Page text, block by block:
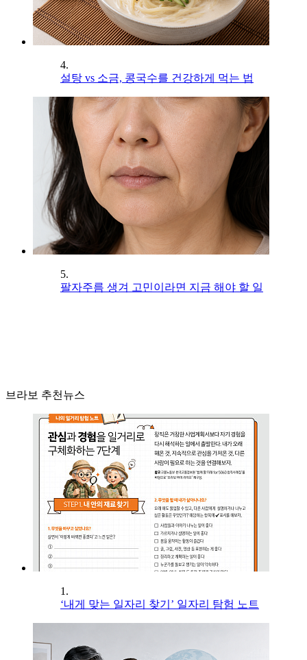
4.
설탕 vs 소금, 콩국수를 건강하게 먹는 법
5.
팔자주름 생겨 고민이라면 지금 해야 할 일
브라보 추천뉴스
1.
‘내게 맞는 일자리 찾기’ 일자리 탐험 노트